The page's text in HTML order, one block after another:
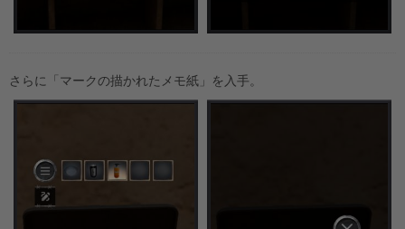
さらに「マークの描かれたメモ紙」を入手。